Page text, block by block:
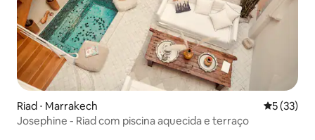
Riad ⋅ Marrakech 5 de uma
5 (33)
Josephine - Riad com piscina aquecida e terraço